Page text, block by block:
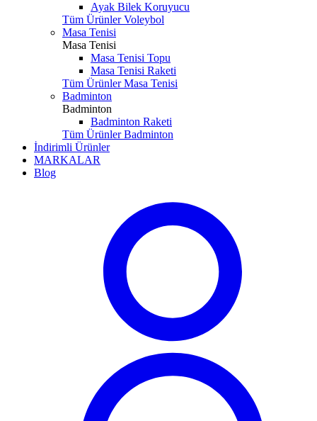
Ayak Bilek Koruyucu
Tüm Ürünler Voleybol
Masa Tenisi
Masa Tenisi
Masa Tenisi Topu
Masa Tenisi Raketi
Tüm Ürünler Masa Tenisi
Badminton
Badminton
Badminton Raketi
Tüm Ürünler Badminton
İndirimli Ürünler
MARKALAR
Blog